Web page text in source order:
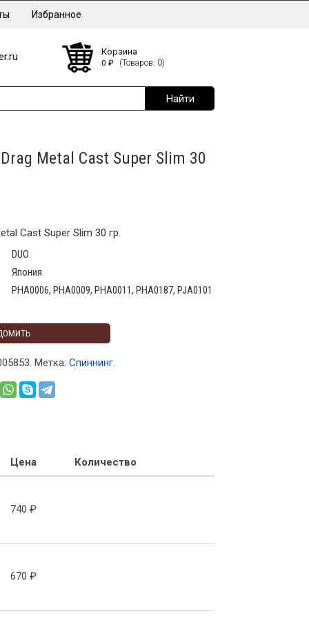
Избранное
Корзина
0 ₽ (Товаров: 0)
Metal Cast Super Slim 30
Cast Super Slim 30 гр.
DUO
Япония
PHA0006, PHA0009, PHA0011, PHA0187, PJA0101
. Метка: Спиннинг.
Цена Количество
740 ₽
670 ₽